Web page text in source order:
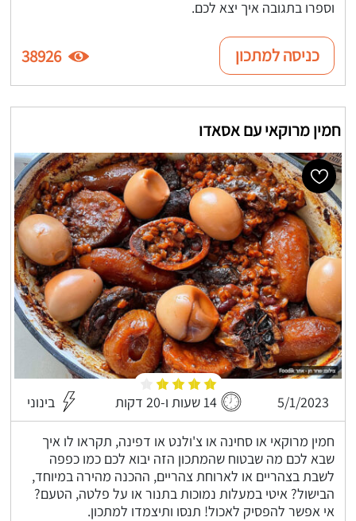
וספרו בתגובה איך יצא לכם.
כניסה למתכון 38926
חמין מרוקאי עם אסאדו
5/1/2023 14 שעות ו-20 דקות בינוני
חמין מרוקאי או סחינה או צ'ולנט או דפינה, תקראו לו איך
שבא לכם מה שבטוח שהמתכון הזה יבוא לכם כמו כפפה
לשבת בצהריים או לארוחת צהריים, ההכנה מהירה במיוחד,
הבישול? איטי במעלות נמוכות בתנור או על פלטה, הטעם?
אי אפשר להפסיק לאכול! תנסו ותיצמדו למתכון.